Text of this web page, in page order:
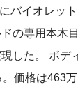
バイオレッ
の専用本木
した。 ボデ
価格は463万